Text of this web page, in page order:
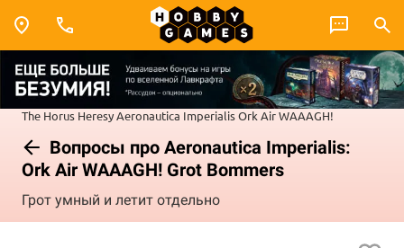
The Horus HeresyAeronautica ImperialisOrk Air WAAAGH!
Вопросы про Aeronautica Imperialis:
Ork Air WAAAGH! Grot Bommers
Грот умный и летит отдельно